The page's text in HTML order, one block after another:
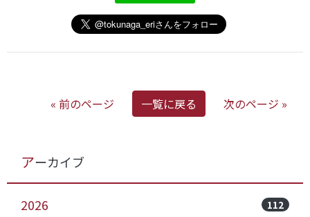
« 前のページ 一覧に戻る 次のページ »
アーカイブ
2026 112